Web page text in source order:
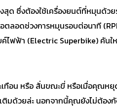
สุด ซึ่งต้องใช้เครื่องยนต์ที่หมุนด้
ตลอดช่วงการหมุนรอบต่อนาที
ฟฟ้า (Electric Superbike) คันใ
ทือน หรือ สั่นขณะขี่ หรือเมื่อคุณ
มด้วยล่ะ นอกจากนี้คุณยังไม่ต้อง